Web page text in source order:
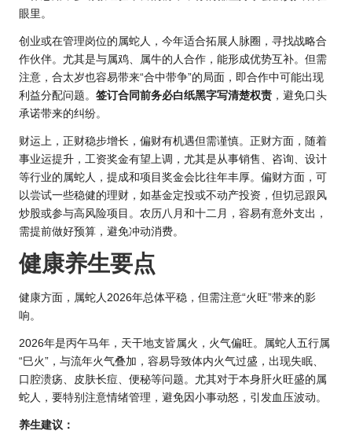
眼里。
创业或在管理岗位的属蛇人，今年适合拓展人脉圈，寻找战略合
作伙伴。尤其是与属鸡、属牛的人合作，能形成优势互补。但需
注意，合太岁也容易带来“合中带争”的局面，即合作中可能出现
利益分配问题。 签订合同前务必白纸黑字写清楚权责 ，避免口头
承诺带来的纠纷。
财运上，正财稳步增长，偏财有机遇但需谨慎。正财方面，随着
事业运提升，工资奖金有望上调，尤其是从事销售、咨询、设计
等行业的属蛇人，提成和项目奖金会比往年丰厚。偏财方面，可
以尝试一些稳健的理财，如基金定投或不动产投资，但切忌跟风
炒股或参与高风险项目。农历八月和十二月，容易有意外支出，
需提前做好预算，避免冲动消费。
健康养生要点
健康方面， 属蛇人2026年总体平稳，但需注意“火旺”带来的影
响。
2026年是丙午马年，天干地支皆属火，火气偏旺。属蛇人五行属
“巳火”，与流年火气叠加，容易导致体内火气过盛，出现失眠、
口腔溃疡、皮肤长痘、便秘等问题。尤其对于本身肝火旺盛的属
蛇人，要特别注意情绪管理，避免因小事动怒，引发血压波动。
养生建议：